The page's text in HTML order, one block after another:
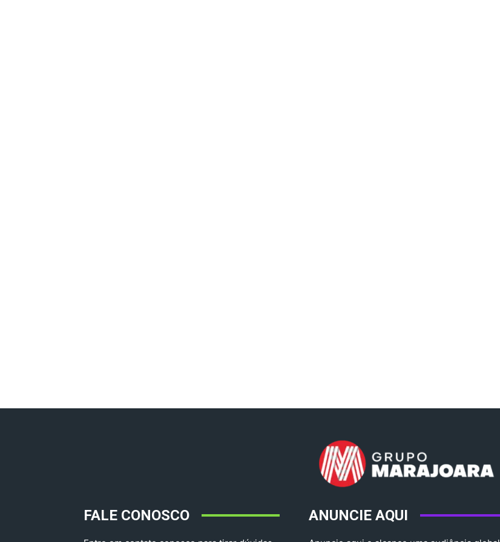
FALE CONOSCO ANUNCIE AQUI